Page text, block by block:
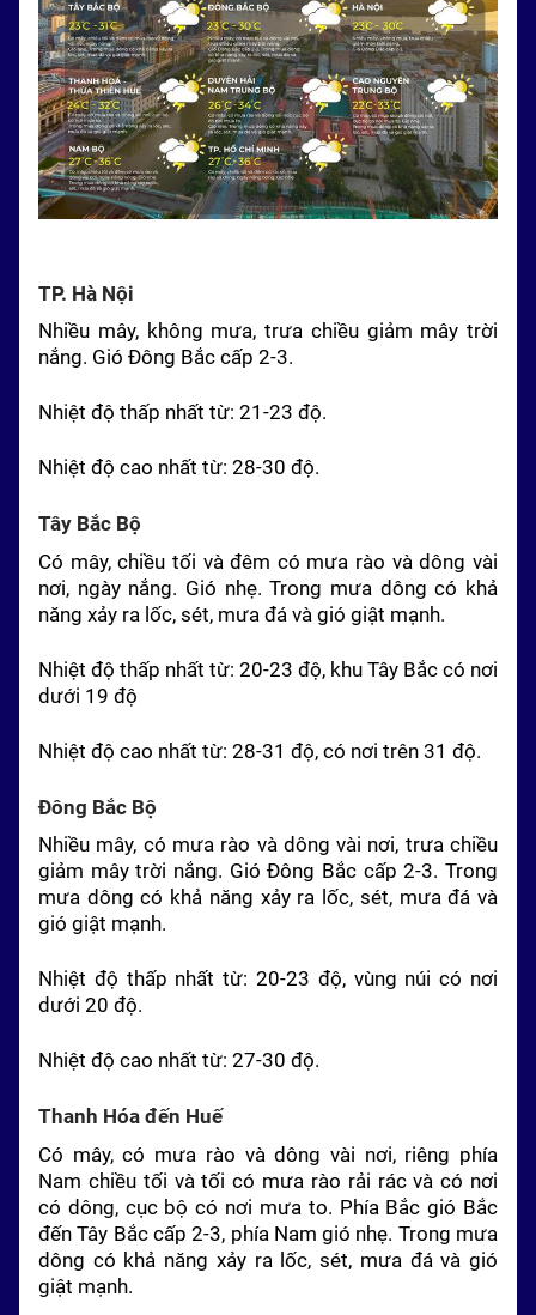
TP. Hà Nội
Nhiều mây, không mưa, trưa chiều giảm mây trời
nắng. Gió Đông Bắc cấp 2-3.
Nhiệt độ thấp nhất từ: 21-23 độ.
Nhiệt độ cao nhất từ: 28-30 độ.
Tây Bắc Bộ
Có mây, chiều tối và đêm có mưa rào và dông vài
nơi, ngày nắng. Gió nhẹ. Trong mưa dông có khả
năng xảy ra lốc, sét, mưa đá và gió giật mạnh.
Nhiệt độ thấp nhất từ: 20-23 độ, khu Tây Bắc có nơi
dưới 19 độ
Nhiệt độ cao nhất từ: 28-31 độ, có nơi trên 31 độ.
Đông Bắc Bộ
Nhiều mây, có mưa rào và dông vài nơi, trưa chiều
giảm mây trời nắng. GióĐông Bắc cấp 2-3. Trong
mưa dông có khả năng xảy ra lốc, sét, mưa đá và
gió giật mạnh.
Nhiệt độ thấp nhất từ: 20-23 độ, vùng núi có nơi
dưới 20 độ.
Nhiệt độ cao nhất từ: 27-30 độ.
Thanh Hóa đến Huế
Có mây, có mưa rào và dông vài nơi, riêng phía
Nam chiều tối và tối có mưa rào rải rác và có nơi
có dông, cục bộ có nơi mưa to. Phía Bắc gió Bắc
đến Tây Bắc cấp 2-3, phía Nam gió nhẹ. Trong mưa
dông có khả năng xảy ra lốc, sét, mưa đá và gió
giật mạnh.